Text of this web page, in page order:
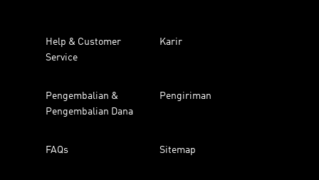
Help & Customer
Service
Karir
Pengembalian &
Pengembalian Dana
Pengiriman
FAQs Sitemap